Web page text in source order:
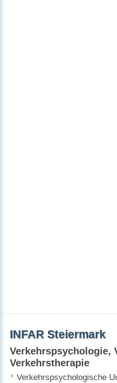
INFAR Steiermark
Verkehrspsychologie,
Verkehrstherapie
Verkehrspsychologische